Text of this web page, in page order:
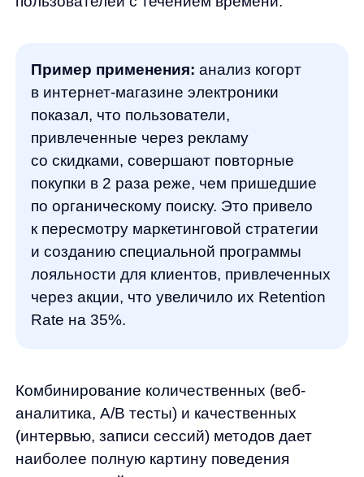
данных о поведении пользователей
средний рост CTR (показателя
кликабельности) результатов поиска
достигает 400%, а конверсия поисковых
сессий увеличивается на 25−30%. Когда
пользователи находят именно то, что ищут,
они с гораздо большей вероятностью
совершают покупку.
AnyRecs: персонализированные
рекомендации для роста среднего
AnyRecs —система рекомендаций, которая
анализирует поведение пользователей
похожих пользователей.
Преимущества AnyRecs:
Персонализированные рекомендации
в реальном времени